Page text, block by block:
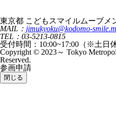
東京都 こどもスマイルムーブメ
MAIL： jimukyoku@kodomo-
TEL：03-5213-0815
受付時間：10:00~17:00（※土日
Copyright © 2023～ Tokyo
Reserved.
参画申請
閉じる